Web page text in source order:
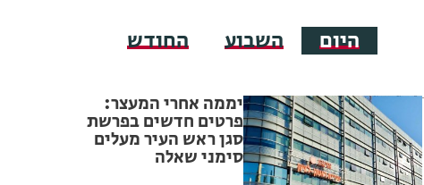
היום השבוע החודש
יממה אחרי המעצר:
פרטים חדשים בפרשת
סגן ראש העיר מעלים
סימני שאלה